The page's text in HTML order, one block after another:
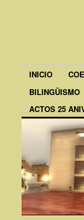
INICIO
BILINGÜISMO
ACTOS 25